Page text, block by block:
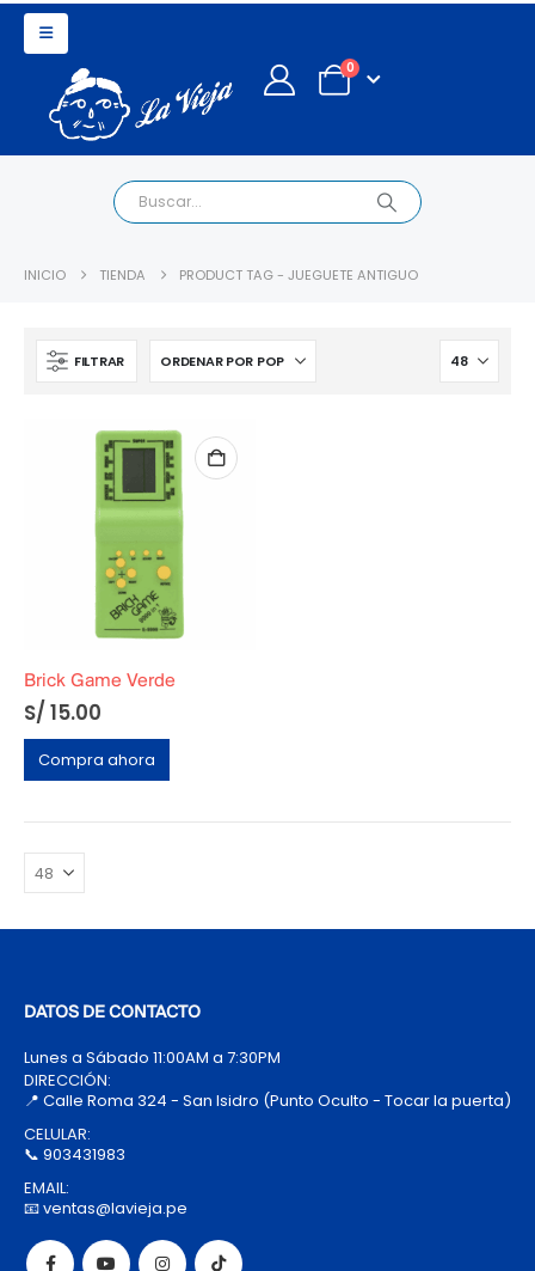
0
INICIO TIENDA PRODUCT TAG - JUEGUETE ANTIGUO
FILTRAR
Brick Game Verde
S/ 15.00
Compra ahora
DATOS DE CONTACTO
Lunes a Sábado 11:00AM a 7:30PM
DIRECCIÓN:
📍 Calle Roma 324 - San Isidro (Punto Oculto - Tocar la puerta)
CELULAR:
📞 903431983
EMAIL:
📧 ventas@lavieja.pe